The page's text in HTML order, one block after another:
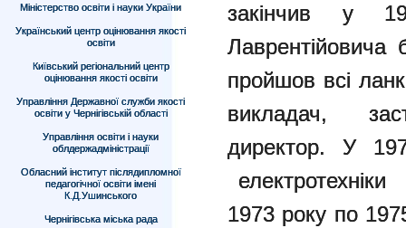
Міністерство освіти і науки України
Український центр оцінювання якості
освіти
Київський регіональний центр
оцінювання якості освіти
Управління Державної служби якості
освіти у Чернігівській області
Управління освіти і науки
облдержадміністрації
Обласний інститут післядипломної
педагогічної освіти імені
К.Д.Ушинського
Чернігівська міська рада
закінчив у
Лаврентійовича
пройшов всі
викладач,
директор. У
1973 року по